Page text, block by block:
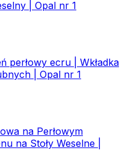
| Opal nr 1
perłowy ecru | Wkładka
| Opal nr 1
na Perłowym
na Stoły Weselne |